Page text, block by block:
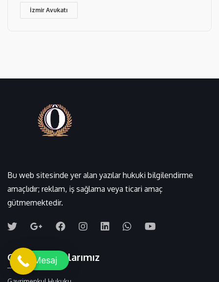
İzmir Avukatı
Bu web sitesinde yer alan yazılar hukuki bilgilendirme
amaçlıdır; reklam, iş sağlama veya ticari amaç
gütmemektedir.
Çalışma Alanlarımız
Mesaj